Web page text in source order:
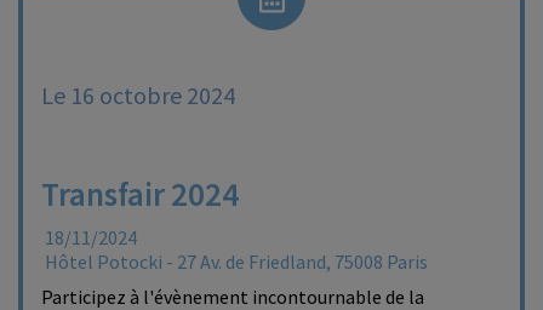
Le 16 octobre 2024
Transfair 2024
18/11/2024
Hôtel Potocki - 27 Av. de Friedland, 75008 Paris
Participez à l'évènement incontournable de la